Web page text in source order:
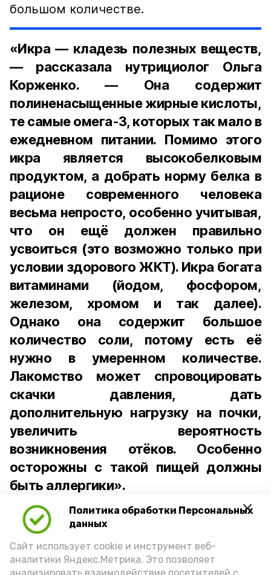
Политика обработки Персональных
данных
Сайт использует cookie и инструмент веб-
аналитики Яндекс.Метрика. Это позволяет
большом количестве.
«Икра — кладезь полезных веществ,
— рассказала нутрициолог Ольга
Корженко. — Она содержит
полиненасыщенные жирные кислоты,
те самые омега-3, которых так мало в
ежедневном питании. Помимо этого
икра является высокобелковым
продуктом, а добрать норму белка в
рационе современного человека
весьма непросто, особенно учитывая,
что он ещё должен правильно
усвоиться (это возможно только при
условии здорового ЖКТ). Икра богата
витаминами (йодом, фосфором,
железом, хромом и так далее).
Однако она содержит большое
количество соли, потому есть её
нужно в умеренном количестве.
Лакомство может спровоцировать
скачки давления, дать
дополнительную нагрузку на почки,
увеличить вероятность
возникновения отёков. Особенно
осторожны с такой пищей должны
быть аллергики».
Для взрослого человека безопасной
порцией икры считается 30-50 граммов
(2-3 ложки). При этом следует обратить
внимание на хлеб, с которым она